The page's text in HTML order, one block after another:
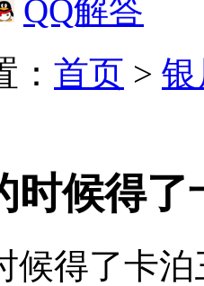
QQ解答
首页 >
时候得了
候得了卡